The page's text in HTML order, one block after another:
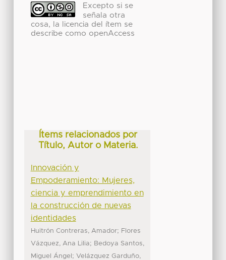
Excepto si se
señala otra
cosa, la licencia del ítem se
describe como openAccess
Ítems relacionados por
Título, Autor o Materia.
Innovación y
Empoderamiento: Mujeres,
ciencia y emprendimiento en
la construcción de nuevas
identidades
Huitrón Contreras, Amador; Flores
Vázquez, Ana Lilia; Bedoya Santos,
Miguel Ángel ; Velázquez Garduño,